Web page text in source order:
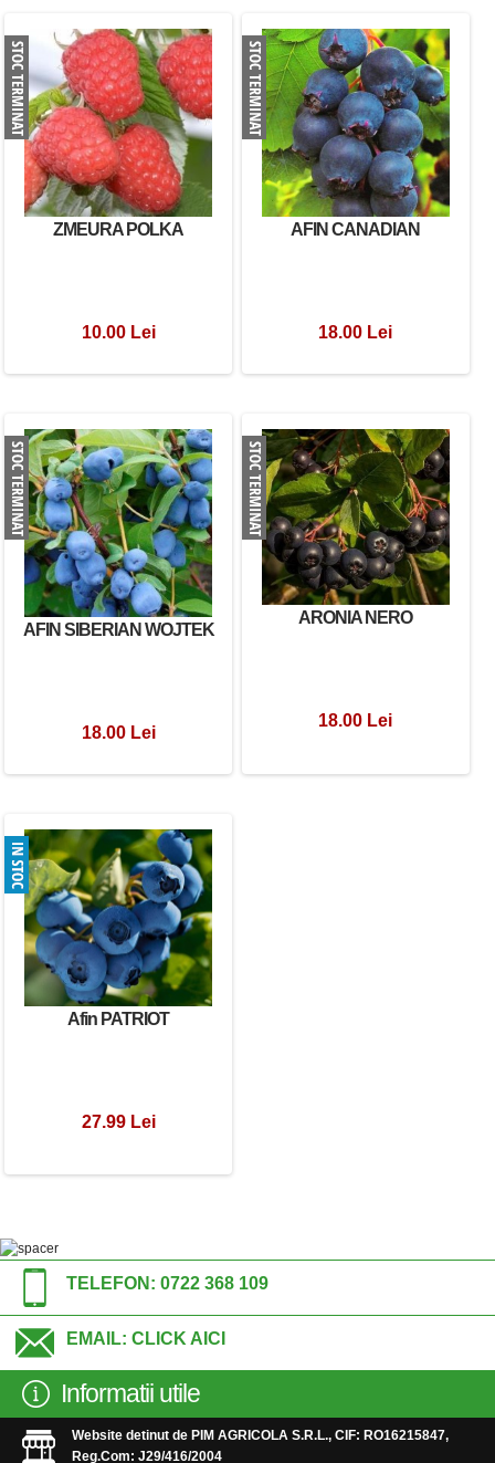
ZMEURA POLKA
10.00 Lei
AFIN CANADIAN
18.00 Lei
AFIN SIBERIAN WOJTEK
18.00 Lei
ARONIA NERO
18.00 Lei
Afin PATRIOT
27.99 Lei
TELEFON: 0722 368 109
EMAIL: CLICK AICI
Informatii utile
Website detinut de PIM AGRICOLA S.R.L., CIF: RO16215847,
Reg.Com: J29/416/2004